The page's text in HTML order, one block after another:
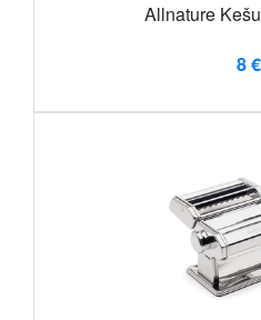
Allnature
8 €